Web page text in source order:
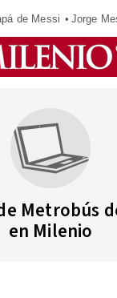
de Messi Jorge
Metrobús
en Milenio